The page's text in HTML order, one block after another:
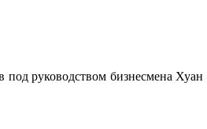
руководством бизнесмена Хуан